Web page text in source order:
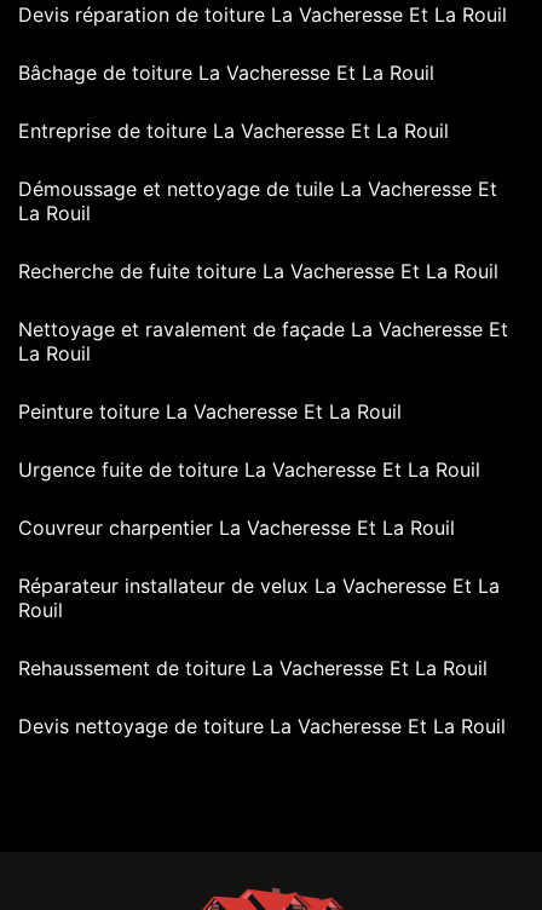
Devis réparation de toiture La Vacheresse Et La Rouil
Bâchage de toiture La Vacheresse Et La Rouil
Entreprise de toiture La Vacheresse Et La Rouil
Démoussage et nettoyage de tuile La Vacheresse Et
La Rouil
Recherche de fuite toiture La Vacheresse Et La Rouil
Nettoyage et ravalement de façade La Vacheresse Et
La Rouil
Peinture toiture La Vacheresse Et La Rouil
Urgence fuite de toiture La Vacheresse Et La Rouil
Couvreur charpentier La Vacheresse Et La Rouil
Réparateur installateur de velux La Vacheresse Et La
Rouil
Rehaussement de toiture La Vacheresse Et La Rouil
Devis nettoyage de toiture La Vacheresse Et La Rouil